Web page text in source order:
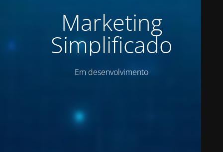
Marketing
Simplificado
Em desenvolvimento